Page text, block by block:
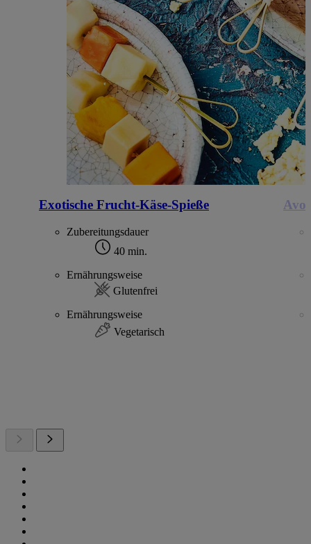
Exotische Frucht-Käse-Spieße
Zubereitungsdauer
40 min.
Ernährungsweise
Glutenfrei
Ernährungsweise
Vegetarisch